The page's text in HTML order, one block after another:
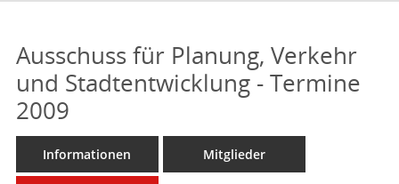
Ausschuss für Planung, Verkehr
und Stadtentwicklung - Termine
2009
Informationen Mitglieder